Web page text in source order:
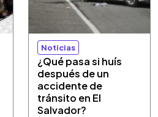
Noticias
¿Qué pasa si huís
después de un
accidente de
tránsito en El
Salvador?